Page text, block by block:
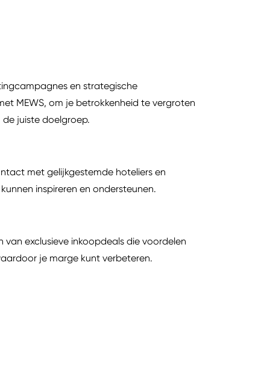
en strategische
MEWS, om je betrokkenheid te vergroten
juiste doelgroep.
met gelijkgestemde hoteliers en
inspireren en ondersteunen.
exclusieve inkoopdeals die voordelen
je marge kunt verbeteren.